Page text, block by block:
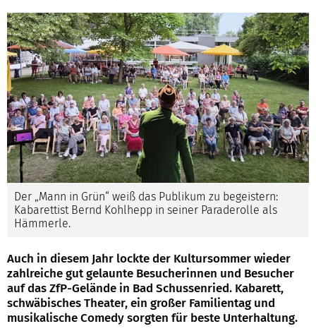
Der „Mann in Grün“ weiß das Publikum zu begeistern:
Kabarettist Bernd Kohlhepp in seiner Paraderolle als
Hämmerle.
Auch in diesem Jahr lockte der Kultursommer wieder
zahlreiche gut gelaunte Besucherinnen und Besucher
auf das ZfP-Gelände in Bad Schussenried. Kabarett,
schwäbisches Theater, ein großer Familientag und
musikalische Comedy sorgten für beste Unterhaltung.